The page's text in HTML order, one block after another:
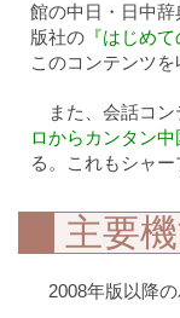
館の中日・日中
版社の 『はじめ
このコンテンツ
また、会話コ
ロからカンタン中
る。これもシャー
主要
2008年版以降